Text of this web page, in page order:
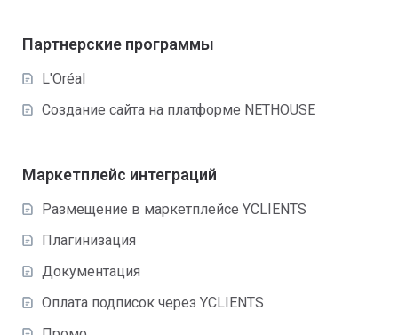
Партнерские программы
L'Oréal
Создание сайта на платформе NETHOUSE
Маркетплейс интеграций
Размещение в маркетплейсе YCLIENTS
Плагинизация
Документация
Оплата подписок через YCLIENTS